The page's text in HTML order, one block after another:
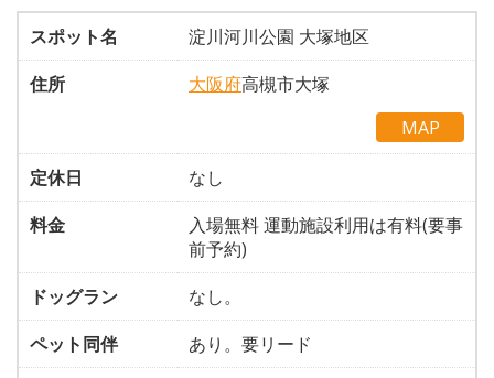
スポット名
淀川河川公園 大塚地区
住所
大阪府高槻市大塚
MAP
定休日
なし
料金
入場無料 運動施設利用は有料(要事
前予約)
ドッグラン
なし。
ペット同伴
あり。要リード